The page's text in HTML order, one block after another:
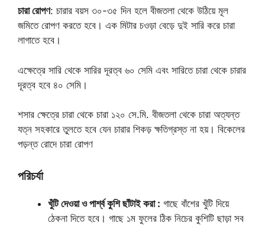
চারা রোপণ: চারার বয়স ৩০-৩৫ দিন হলে বীজতলা থেকে উঠিয়ে মূল
জমিতে রোপণ করতে হবে। এক মিটার চওড়া বেড়ে দুই সারি করে চারা
লাগাতে হবে।
এক্ষেত্রে সারি থেকে সারির দূরত্ব ৬০ সেমি এবং সারিতে চারা থেকে চারার
দূরত্ব হবে ৪০ সেমি।
শসার ক্ষেত্রে চারা থেকে চারা ১২০ সে.মি. বীজতলা থেকে চারা অত্যন্ত
যত্ন সহকারে তুলতে হবে যেন চারার শিকড় ক্ষতিগ্রস্ত না হয়। বিকেলের
পড়ন্ত রোদে চারা রোপণ
পরিচর্যা
খুঁটি দেওয়া ও পার্শ্ব কুশি ছাঁটাই করা : গাছে বাঁশের খুঁটি দিয়ে
ঠেকনা দিতে হবে। গাছে ১ম ফুলের ঠিক নিচের কুশিটি ছাড়া সব